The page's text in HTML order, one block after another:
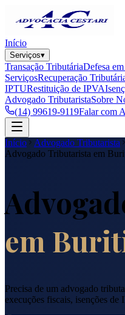
Início
Serviços▾
Transação TributáriaDefesa
ServiçosRecuperação
IPTURestituição de IPVA
Advogado TributaristaSobre
(14) 99619-9119Falar com
Início Advogado Tributarista
Advogado Tributarista em
em
Precisa de um advogado
execuções fiscais, isenções